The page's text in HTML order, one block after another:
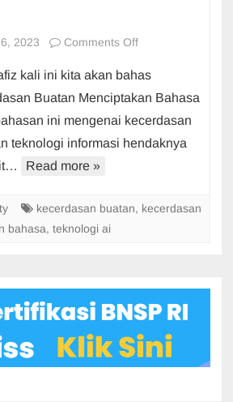
2023 Comments Offon
Buatan
Menciptakan
Bahasa
Sendiri
kali ini kita akan bahas
Buatan Menciptakan Bahasa
ini mengenai kecerdasan
teknologi informasi hendaknya
Read more »
kecerdasan buatan, kecerdasan
bahasa, teknologi ai